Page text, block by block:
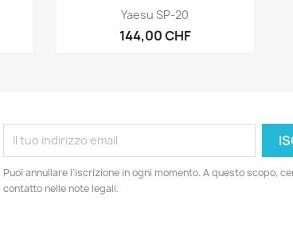
Anteprima
Yaesu SP-20
144,00 CHF
Puoi annullare l'iscrizione in ogni momento. A questo scopo,
contatto nelle note legali.